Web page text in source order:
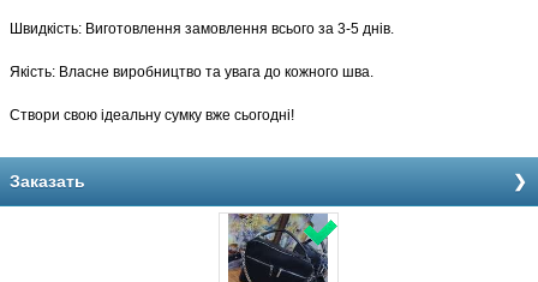
​Швидкість: Виготовлення замовлення всього за 3-5 днів.
​Якість: Власне виробництво та увага до кожного шва.
​Створи свою ідеальну сумку вже сьогодні!
Заказать